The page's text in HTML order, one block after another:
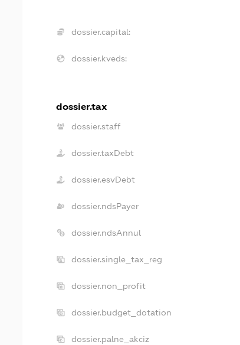
dossier.capital:
dossier.kveds:
dossier.tax
dossier.staff
dossier.taxDebt
dossier.esvDebt
dossier.ndsPayer
dossier.ndsAnnul
dossier.single_tax_reg
dossier.non_profit
dossier.budget_dotation
dossier.palne_akciz